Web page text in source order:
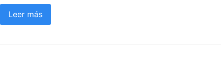
Leer más